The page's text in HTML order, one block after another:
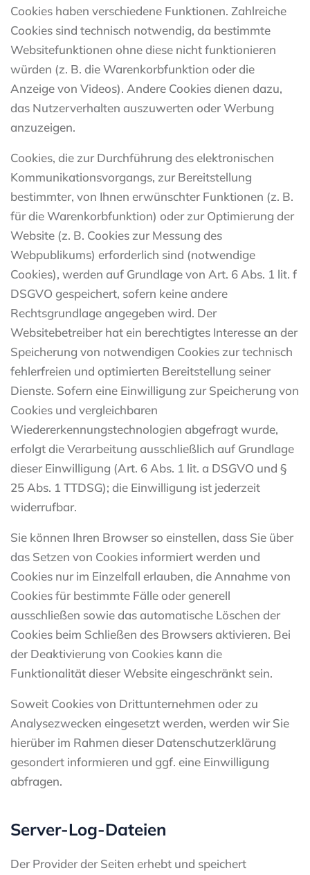
Cookies haben verschiedene Funktionen. Zahlreiche
Cookies sind technisch notwendig, da bestimmte
Websitefunktionen ohne diese nicht funktionieren
würden (z. B. die Warenkorbfunktion oder die
Anzeige von Videos). Andere Cookies dienen dazu,
das Nutzerverhalten auszuwerten oder Werbung
anzuzeigen.
Cookies, die zur Durchführung des elektronischen
Kommunikationsvorgangs, zur Bereitstellung
bestimmter, von Ihnen erwünschter Funktionen (z. B.
für die Warenkorbfunktion) oder zur Optimierung der
Website (z. B. Cookies zur Messung des
Webpublikums) erforderlich sind (notwendige
Cookies), werden auf Grundlage von Art. 6 Abs. 1 lit. f
DSGVO gespeichert, sofern keine andere
Rechtsgrundlage angegeben wird. Der
Websitebetreiber hat ein berechtigtes Interesse an der
Speicherung von notwendigen Cookies zur technisch
fehlerfreien und optimierten Bereitstellung seiner
Dienste. Sofern eine Einwilligung zur Speicherung von
Cookies und vergleichbaren
Wiedererkennungstechnologien abgefragt wurde,
erfolgt die Verarbeitung ausschließlich auf Grundlage
dieser Einwilligung (Art. 6 Abs. 1 lit. a DSGVO und §
25 Abs. 1 TTDSG); die Einwilligung ist jederzeit
widerrufbar.
Sie können Ihren Browser so einstellen, dass Sie über
das Setzen von Cookies informiert werden und
Cookies nur im Einzelfall erlauben, die Annahme von
Cookies für bestimmte Fälle oder generell
ausschließen sowie das automatische Löschen der
Cookies beim Schließen des Browsers aktivieren. Bei
der Deaktivierung von Cookies kann die
Funktionalität dieser Website eingeschränkt sein.
Soweit Cookies von Drittunternehmen oder zu
Analysezwecken eingesetzt werden, werden wir Sie
hierüber im Rahmen dieser Datenschutzerklärung
gesondert informieren und ggf. eine Einwilligung
abfragen.
Server-Log-Dateien
Der Provider der Seiten erhebt und speichert